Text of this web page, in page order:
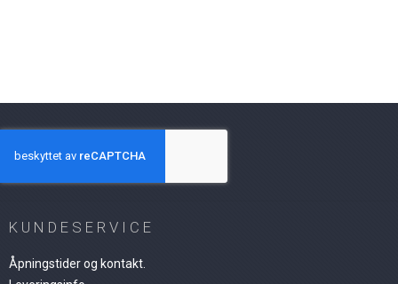
KUNDESERVICE
Åpningstider og kontakt.